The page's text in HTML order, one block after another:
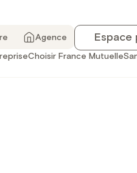
Agence Espace
Choisir France Mutuelle